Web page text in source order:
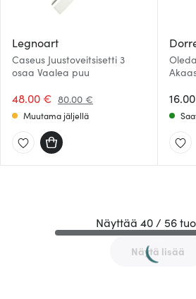
Legnoart
Caseus Juustoveitsisetti 3
osaa Vaalea puu
48.00 € 80.00 €
Muutama jäljellä
Näyttää 40 / 56
Näytä lisää